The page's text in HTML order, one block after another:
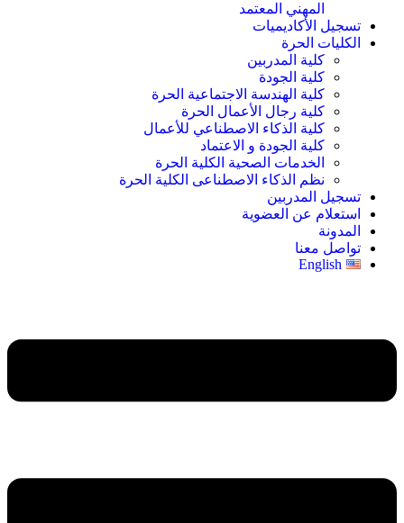
المهني المعتمد
تسجيل الأكاديميات
الكليات الحرة
كلية المدربين
كلية الجودة
كلية الهندسة الاجتماعية الحرة
كلية رجال الأعمال الحرة
كلية الذكاء الاصطناعي للأعمال
كلية الجودة و الاعتماد
الخدمات الصحية الكلية الحرة
نظم الذكاء الاصطناعى الكلية الحرة
تسجيل المدربين
استعلام عن العضوية
المدونة
تواصل معنا
English